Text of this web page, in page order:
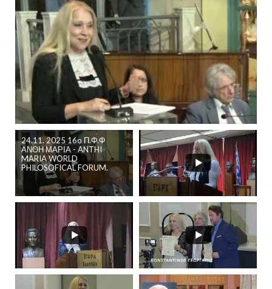
24.11. 2025 16o Π.Φ.Φ
ΑΝΘΗ ΜΑΡΙΑ - ANTHI
MARIA WORLD
PHILOSOFICAL FORUM.